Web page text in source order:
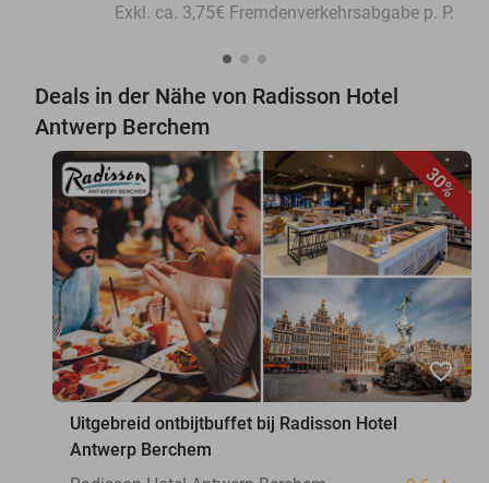
Exkl. ca. 3,75€ Fremdenverkehrsabgabe p. P.
Deals in der Nähe von Radisson Hotel
Antwerp Berchem
30%
favorite_border
Uitgebreid ontbijtbuffet bij Radisson Hotel
Antwerp Berchem